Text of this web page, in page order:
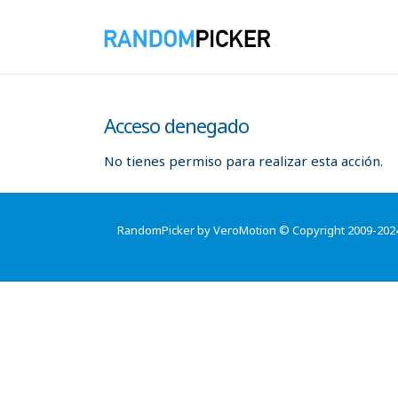
Acceso denegado
No tienes permiso para realizar esta acción.
RandomPicker by VeroMotion © Copyright 2009-